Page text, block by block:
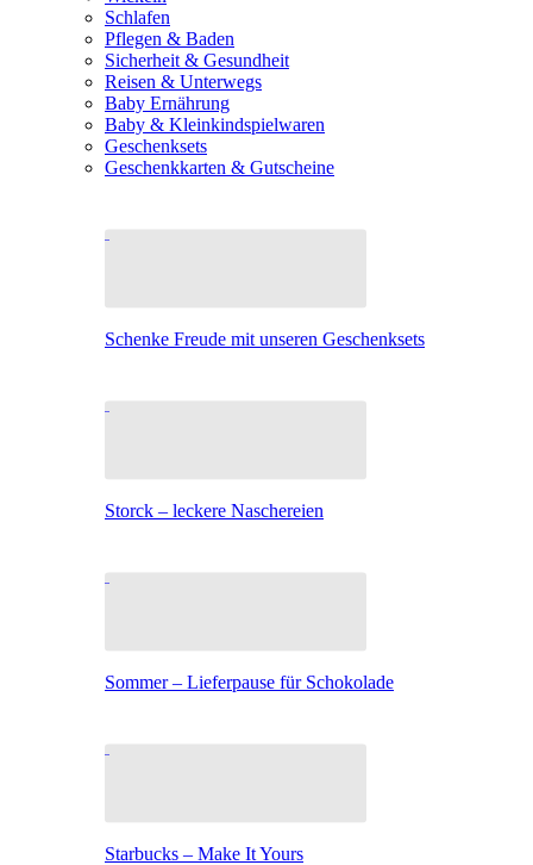
Schlafen
Pflegen & Baden
Sicherheit & Gesundheit
Reisen & Unterwegs
Baby Ernährung
Baby & Kleinkindspielwaren
Geschenksets
Geschenkkarten & Gutscheine
Schenke Freude mit unseren Geschenksets
Storck – leckere Naschereien
Sommer – Lieferpause für Schokolade
Starbucks – Make It Yours